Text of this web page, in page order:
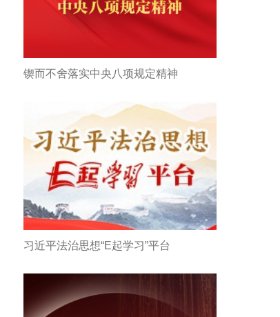
锲而不舍落实中央八项规定精神
习近平法治思想“E起学习”平台